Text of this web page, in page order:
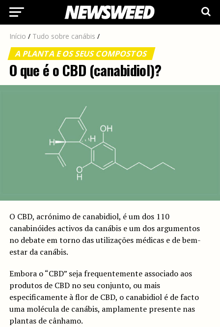
Início / Tudo sobre canábis /
A PLANTA E OS SEUS COMPOSTOS
O que é o CBD (canabidiol)?
O CBD, acrónimo de canabidiol, é um dos 110
canabinóides activos da canábis e um dos argumentos
no debate em torno das utilizações médicas e de bem-
estar da canábis.
Embora o “CBD” seja frequentemente associado aos
produtos de CBD no seu conjunto, ou mais
especificamente à flor de CBD, o canabidiol é de facto
uma molécula de canábis, amplamente presente nas
plantas de cânhamo.